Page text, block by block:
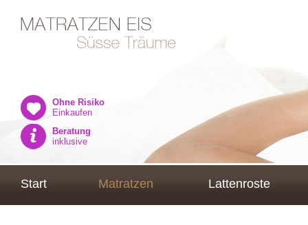
Ohne Risiko
Einkaufen
Beratung
inklusive
Start Matratzen Lattenroste